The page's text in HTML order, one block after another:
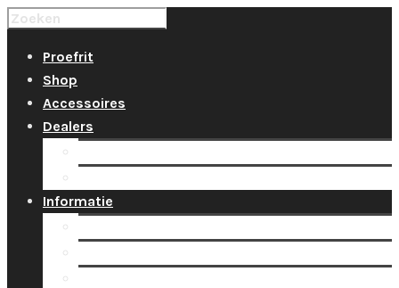
Proefrit
Shop
Accessoires
Dealers
Informatie